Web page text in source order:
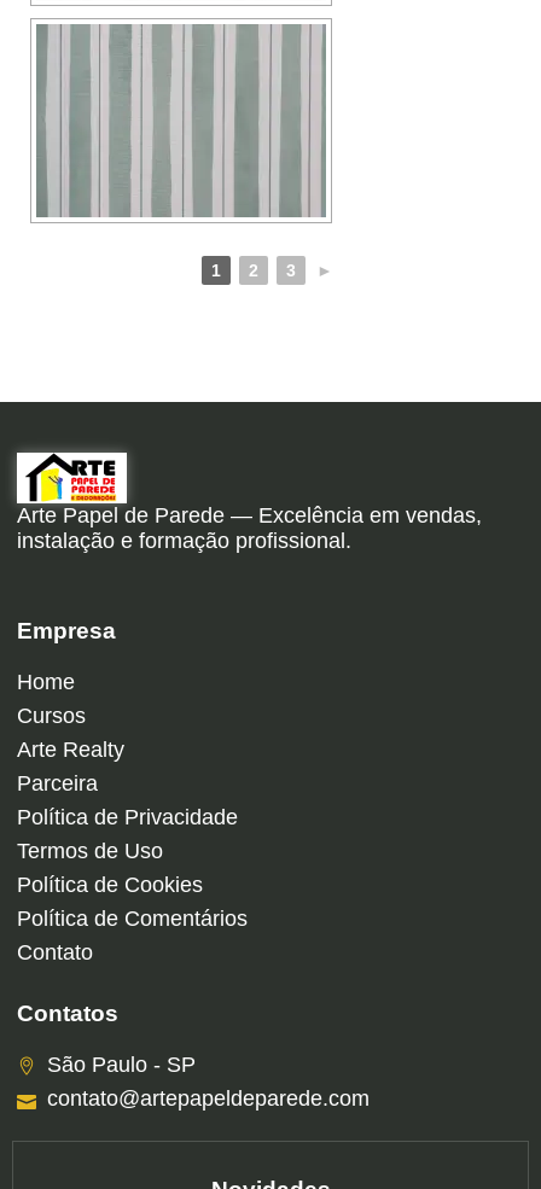
1 2 3 ►
Arte Papel de Parede — Excelência em vendas,
instalação e formação profissional.
Empresa
Home
Cursos
Arte Realty
Parceira
Política de Privacidade
Termos de Uso
Política de Cookies
Política de Comentários
Contato
Contatos
São Paulo - SP
contato@artepapeldeparede.com